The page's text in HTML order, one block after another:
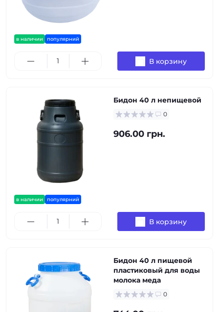
в наличии популярний
В корзину
в наличии популярний
Бидон 40 л непищевой
0
906.00 грн.
В корзину
Бидон 40 л пищевой
пластиковый для воды
молока меда
0